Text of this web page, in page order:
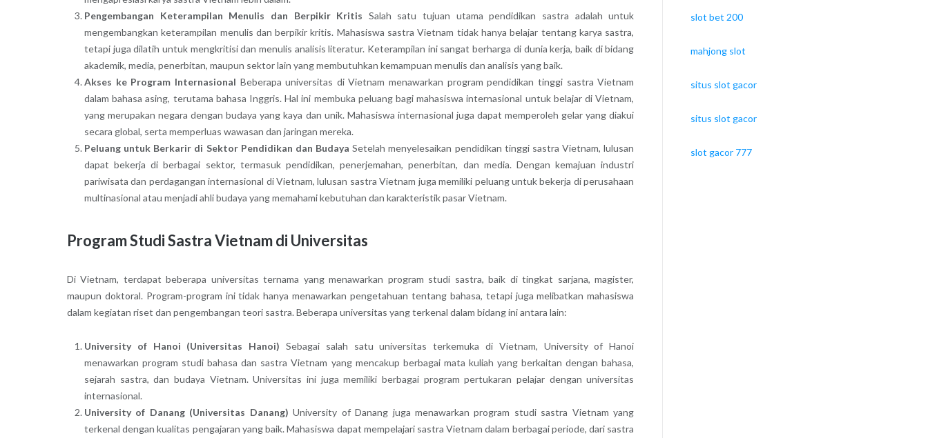
Pengembangan Keterampilan Menulis dan Berpikir Kritis Salah satu tujuan utama pendidikan sastra adalah untuk
mengembangkan keterampilan menulis dan berpikir kritis. Mahasiswa sastra Vietnam tidak hanya belajar tentang karya sastra,
tetapi juga dilatih untuk mengkritisi dan menulis analisis literatur. Keterampilan ini sangat berharga di dunia kerja, baik di bidang
akademik, media, penerbitan, maupun sektor lain yang membutuhkan kemampuan menulis dan analisis yang baik.
Akses ke Program Internasional Beberapa universitas di Vietnam menawarkan program pendidikan tinggi sastra Vietnam
dalam bahasa asing, terutama bahasa Inggris. Hal ini membuka peluang bagi mahasiswa internasional untuk belajar di Vietnam,
yang merupakan negara dengan budaya yang kaya dan unik. Mahasiswa internasional juga dapat memperoleh gelar yang diakui
secara global, serta memperluas wawasan dan jaringan mereka.
Peluang untuk Berkarir di Sektor Pendidikan dan Budaya Setelah menyelesaikan pendidikan tinggi sastra Vietnam, lulusan
dapat bekerja di berbagai sektor, termasuk pendidikan, penerjemahan, penerbitan, dan media. Dengan kemajuan industri
pariwisata dan perdagangan internasional di Vietnam, lulusan sastra Vietnam juga memiliki peluang untuk bekerja di perusahaan
multinasional atau menjadi ahli budaya yang memahami kebutuhan dan karakteristik pasar Vietnam.
Program Studi Sastra Vietnam di Universitas
Di Vietnam, terdapat beberapa universitas ternama yang menawarkan program studi sastra, baik di tingkat sarjana, magister,
maupun doktoral. Program-program ini tidak hanya menawarkan pengetahuan tentang bahasa, tetapi juga melibatkan mahasiswa
dalam kegiatan riset dan pengembangan teori sastra. Beberapa universitas yang terkenal dalam bidang ini antara lain:
University of Hanoi (Universitas Hanoi) Sebagai salah satu universitas terkemuka di Vietnam, University of Hanoi
menawarkan program studi bahasa dan sastra Vietnam yang mencakup berbagai mata kuliah yang berkaitan dengan bahasa,
sejarah sastra, dan budaya Vietnam. Universitas ini juga memiliki berbagai program pertukaran pelajar dengan universitas
internasional.
University of Danang (Universitas Danang) University of Danang juga menawarkan program studi sastra Vietnam yang
terkenal dengan kualitas pengajaran yang baik. Mahasiswa dapat mempelajari sastra Vietnam dalam berbagai periode, dari sastra
slot bet 200
mahjong slot
situs slot gacor
situs slot gacor
slot gacor 777